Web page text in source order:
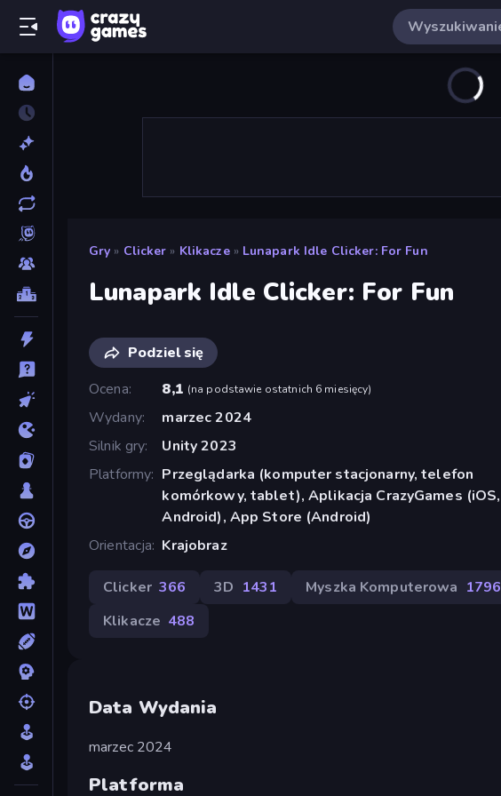
Gry » Clicker » Klikacze » Lunapark Idle Clicker: For Fun
Lunapark Idle Clicker: For Fun
Podziel się
Ocena
8,1 (na podstawie ostatnich 6 miesięcy)
Wydany
marzec 2024
Silnik gry
Unity 2023
Platformy Przeglądarka (komputer stacjonarny, telefon
komórkowy, tablet), Aplikacja CrazyGames (iOS,
Android), App Store (Android)
Orientacja Krajobraz
Clicker 366 3D 1431 Myszka Komputerowa 1796
Klikacze 488
Data Wydania
marzec 2024
Platforma